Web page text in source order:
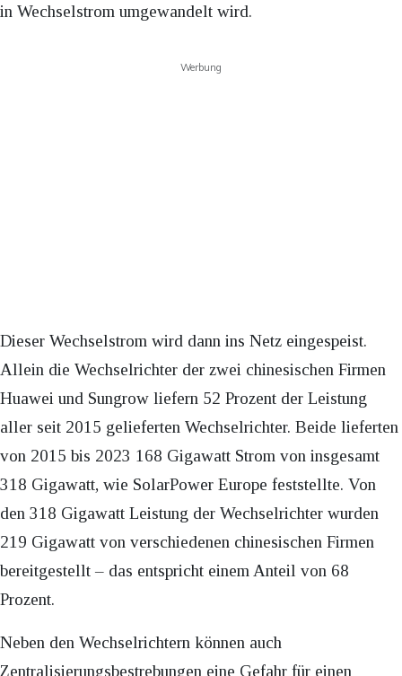
in Wechselstrom umgewandelt wird.
Werbung
Dieser Wechselstrom wird dann ins Netz eingespeist.
Allein die Wechselrichter der zwei chinesischen Firmen
Huawei und Sungrow liefern 52 Prozent der Leistung
aller seit 2015 gelieferten Wechselrichter. Beide lieferten
von 2015 bis 2023 168 Gigawatt Strom von insgesamt
318 Gigawatt, wie SolarPower Europe feststellte. Von
den 318 Gigawatt Leistung der Wechselrichter wurden
219 Gigawatt von verschiedenen chinesischen Firmen
bereitgestellt – das entspricht einem Anteil von 68
Prozent.
Neben den Wechselrichtern können auch
Zentralisierungsbestrebungen eine Gefahr für einen